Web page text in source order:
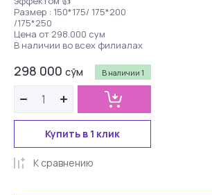
Размер : 150*175/ 175*200
/175*250
Цена от 298.000 сум
В наличии во всех филиалах
В наличии 1
298 000 сўм
Купить в 1 клик
К сравнению